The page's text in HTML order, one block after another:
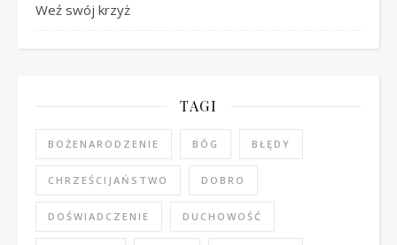
Weź swój krzyż
TAGI
BOŻENARODZENIE BÓG BŁĘDY
CHRZEŚCIJAŃSTWO DOBRO
DOŚWIADCZENIE DUCHOWOŚĆ